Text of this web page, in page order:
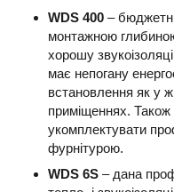
WDS 400 –
монтажною
хорошу
має непогану
встановлення як у
приміщеннях.
укомплектувати
фурнітурою.
WDS 6S – дана